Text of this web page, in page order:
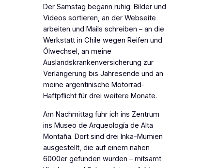
Der Samstag begann ruhig: Bilder und
Videos sortieren, an der Webseite
arbeiten und Mails schreiben – an die
Werkstatt in Chile wegen Reifen und
Ölwechsel, an meine
Auslandskrankenversicherung zur
Verlängerung bis Jahresende und an
meine argentinische Motorrad-
Haftpflicht für drei weitere Monate.
Am Nachmittag fuhr ich ins Zentrum
ins Museo de Arqueología de Alta
Montaña. Dort sind drei Inka-Mumien
ausgestellt, die auf einem nahen
6000er gefunden wurden – mitsamt